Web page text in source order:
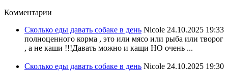
Комментарии
Сколько еды давать собаке в день Nicole 24.10.2025 19:33
полноценного корма , это или мясо или рыба или творог
, а не каши !!!Давать можно и кащи НО очень ...
Сколько еды давать собаке в день Nicole 24.10.2025 19:30